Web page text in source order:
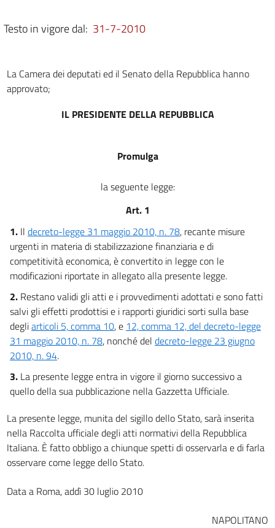
Testo in vigore dal: 31-7-2010
La Camera dei deputati ed il Senato della Repubblica hanno
approvato;
IL PRESIDENTE DELLA REPUBBLICA
Promulga
la seguente legge:
Art. 1
1. Il decreto-legge 31 maggio 2010, n. 78, recante misure
urgenti in materia di stabilizzazione finanziaria e di
competitività economica, è convertito in legge con le
modificazioni riportate in allegato alla presente legge.
2. Restano validi gli atti e i provvedimenti adottati e sono fatti
salvi gli effetti prodottisi e i rapporti giuridici sorti sulla base
degliarticoli 5, comma 10, e 12, comma 12, del decreto-legge
31 maggio 2010, n. 78, nonché del decreto-legge 23 giugno
2010, n. 94.
3. La presente legge entra in vigore il giorno successivo a
quello della sua pubblicazione nella Gazzetta Ufficiale.
La presente legge, munita del sigillo dello Stato, sarà inserita
nella Raccolta ufficiale degli atti normativi della Repubblica
Italiana. È fatto obbligo a chiunque spetti di osservarla e di farla
osservare come legge dello Stato.
Data a Roma, addì 30 luglio 2010
NAPOLITANO